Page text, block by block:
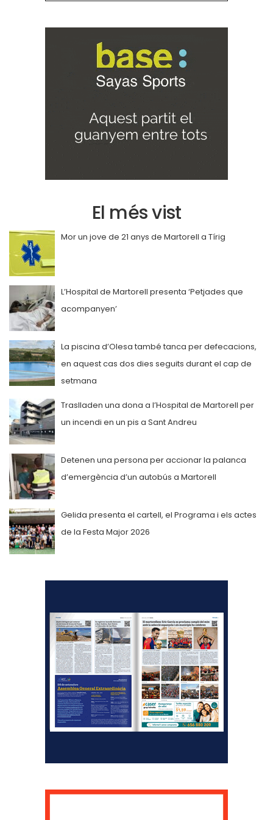
El més vist
Mor un jove de 21 anys de Martorell a Tírig
L’Hospital de Martorell presenta ‘Petjades que
acompanyen’
La piscina d’Olesa també tanca per defecacions,
en aquest cas dos dies seguits durant el cap de
setmana
Traslladen una dona a l’Hospital de Martorell per
un incendi en un pis a Sant Andreu
Detenen una persona per accionar la palanca
d’emergència d’un autobús a Martorell
Gelida presenta el cartell, el Programa i els actes
de la Festa Major 2026